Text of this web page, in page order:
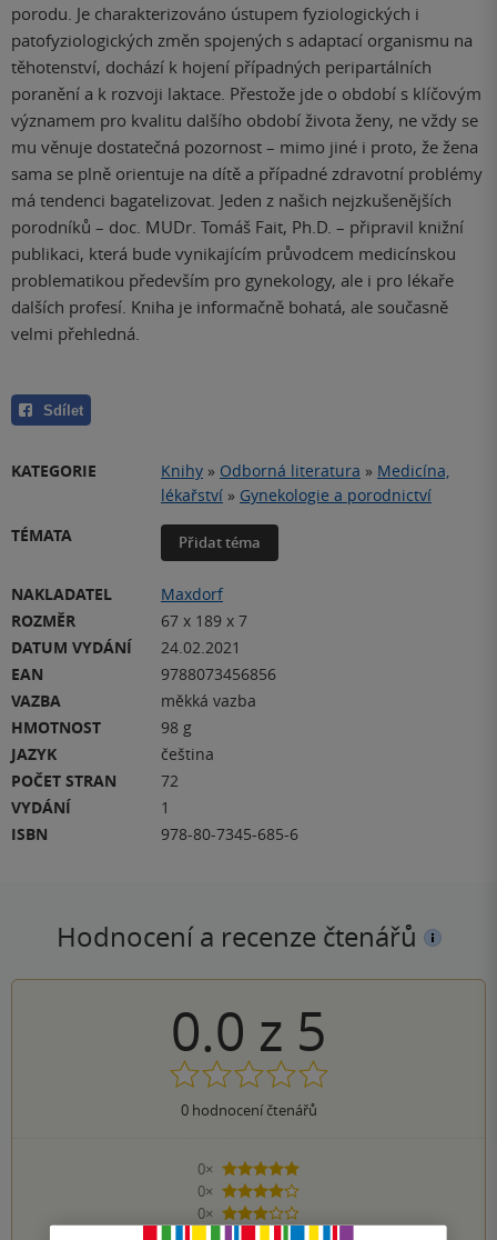
porodu. Je charakterizováno ústupem fyziologických i
patofyziologických změn spojených s adaptací organismu na
těhotenství, dochází k hojení případných peripartálních
poranění a k rozvoji laktace. Přestože jde o období s klíčovým
významem pro kvalitu dalšího období života ženy, ne vždy se
mu věnuje dostatečná pozornost – mimo jiné i proto, že žena
sama se plně orientuje na dítě a případné zdravotní problémy
má tendenci bagatelizovat. Jeden z našich nejzkušenějších
porodníků – doc. MUDr. Tomáš Fait, Ph.D. – připravil knižní
publikaci, která bude vynikajícím průvodcem medicínskou
problematikou především pro gynekology, ale i pro lékaře
dalších profesí. Kniha je informačně bohatá, ale současně
velmi přehledná.
Sdílet
KATEGORIE Knihy » Odborná literatura » Medicína,
lékařství » Gynekologie a porodnictví
TÉMATA
Přidat téma
NAKLADATEL
Maxdorf
ROZMĚR
67 x 189 x 7
DATUM VYDÁNÍ
24.02.2021
EAN
9788073456856
VAZBA
měkká vazba
HMOTNOST
98 g
JAZYK
čeština
POČET STRAN
72
VYDÁNÍ
1
ISBN
978-80-7345-685-6
Hodnocení a recenze čtenářů
0.0 z 5
0hodnocení čtenářů
0×
5 hvězdiček
0×
4 hvězdičky
0×
3 hvězdičky